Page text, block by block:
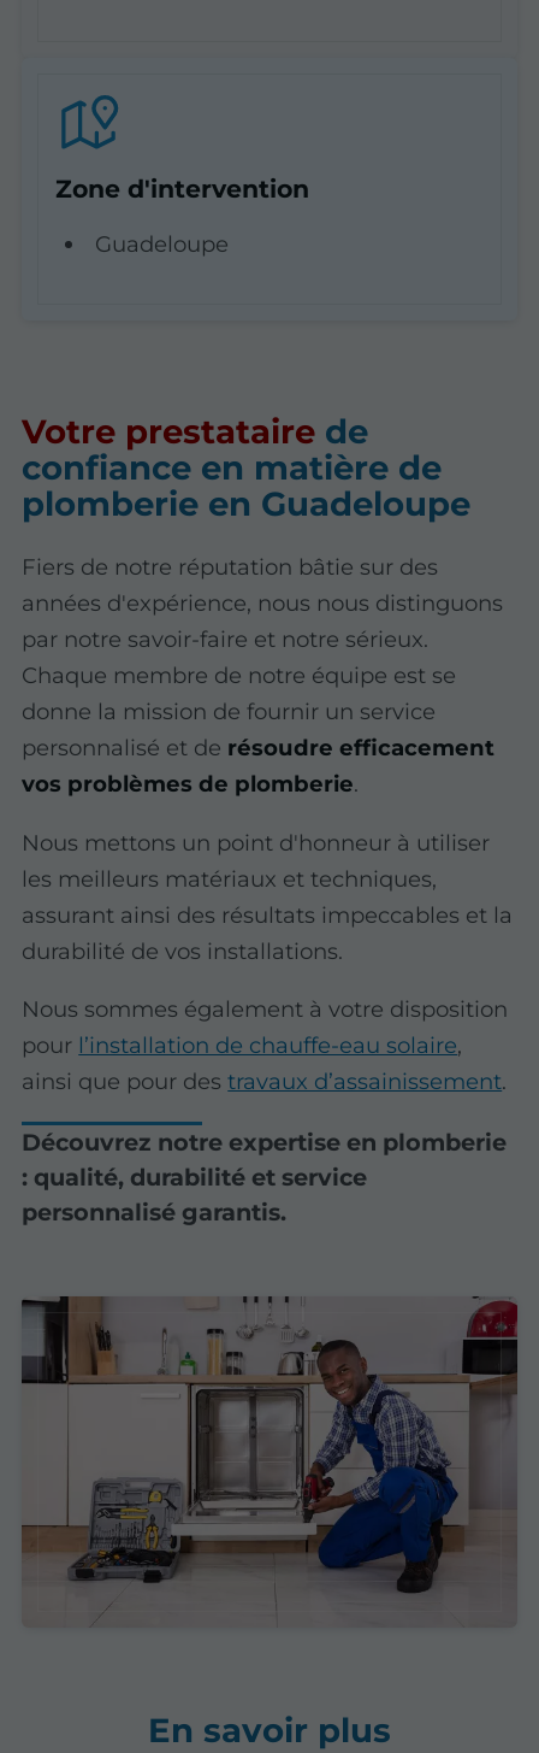
Zone d'intervention
Guadeloupe
Votre prestataire de
confiance en matière de
plomberie en Guadeloupe
Fiers de notre réputation bâtie sur des
années d'expérience, nous nous distinguons
par notre savoir-faire et notre sérieux.
Chaque membre de notre équipe est se
donne la mission de fournir un service
personnalisé et de résoudre efficacement
vos problèmes de plomberie.
Nous mettons un point d'honneur à utiliser
les meilleurs matériaux et techniques,
assurant ainsi des résultats impeccables et la
durabilité de vos installations.
Nous sommes également à votre disposition
pour l’installation de chauffe-eau solaire,
ainsi que pour destravaux d’assainissement.
Découvrez notre expertise en plomberie
: qualité, durabilité et service
personnalisé garantis.
En savoir plus